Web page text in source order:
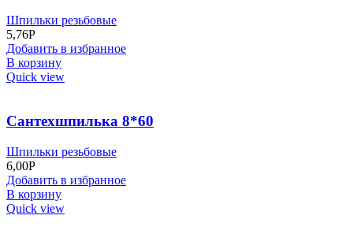
Шпильки резьбовые
5,76Р
Добавить в избранное
В корзину
Quick view
Сантехшпилька 8*60
Шпильки резьбовые
6,00Р
Добавить в избранное
В корзину
Quick view